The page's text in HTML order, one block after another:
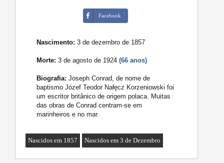
Facebook
Nascimento: 3 de dezembro de 1857
Morte: 3 de agosto de 1924(66 anos)
Biografia: Joseph Conrad, de nome de
baptismo Józef Teodor Nałęcz Korzeniowski foi
um escritor britânico de origem polaca. Muitas
das obras de Conrad centram-se em
marinheiros e no mar.
Nascidos em 1857 Nascidos em 3 de Dezembro